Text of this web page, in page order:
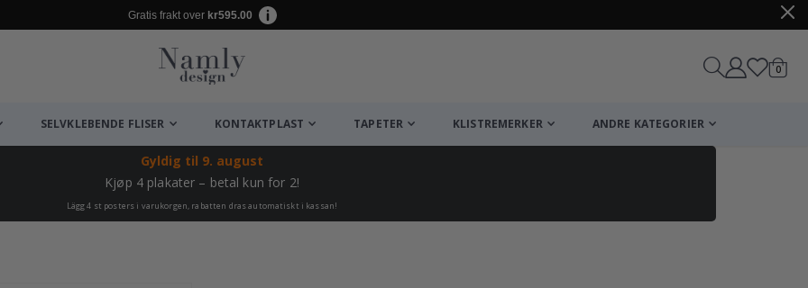
Gratis frakt over kr595.00
0varer
SELVKLEBENDE FLISER KONTAKTPLAST TAPETER KLISTREMERKER ANDRE KATEGORIER
Gyldig til 9. august
Kjøp 4 plakater – betal kun for 2!
Lägg 4 st posters i varukorgen, rabatten dras automatiskt i kassan!